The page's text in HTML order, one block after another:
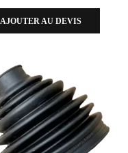
AJOUTER AU DEVIS